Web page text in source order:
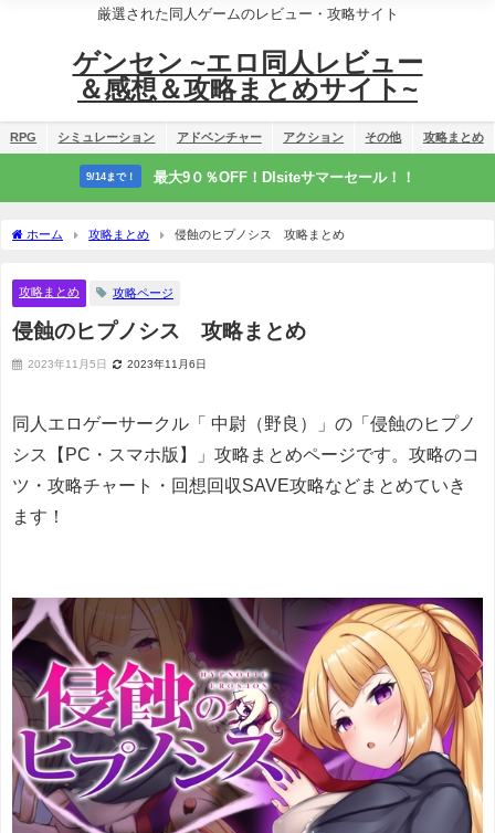
厳選された同人ゲームのレビュー・攻略サイト
ゲンセン ~エロ同人レビュー
＆感想＆攻略まとめサイト~
RPG シミュレーション アドベンチャー アクション その他 攻略まとめ
9/14まで！ 最大9０％OFF！Dlsiteサマーセール！！
ホーム 攻略まとめ 侵蝕のヒプノシス 攻略まとめ
攻略まとめ 攻略ページ
侵蝕のヒプノシス 攻略まとめ
2023年11月5日 2023年11月6日
同人エロゲーサークル「 中尉（野良）」の「侵蝕のヒプノ
シス【PC・スマホ版】」攻略まとめページです。攻略のコ
ツ・攻略チャート・回想回収SAVE攻略などまとめていき
ます！